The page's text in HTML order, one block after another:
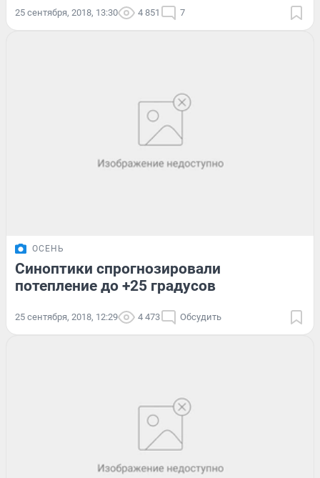
25 сентября, 2018, 13:30 4 851 7
ОСЕНЬ
Синоптики спрогнозировали
потепление до +25 градусов
25 сентября, 2018, 12:29 4 473 Обсудить